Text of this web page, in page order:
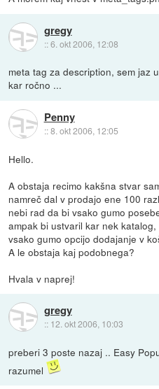
gregy
::6. okt 2006, 12:08
meta tag za description, sem jaz
kar ročno ...
Penny
::8. okt 2006, 12:05
Hello.
A obstaja recimo kakšna stvar
namreč dal v prodajo ene 100
nebi rad da bi vsako gumo
ampak bi ustvaril kar nek
vsako gumo opcijo dodajanje v
A le obstaja kaj podobnega?
Hvala v naprej!
gregy
:: 12. okt 2006, 10:03
preberi 3 poste nazaj .. Easy
razumel